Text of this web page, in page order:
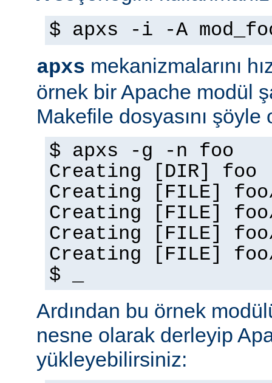
$ apxs -i -A
apxs mekanizmalarını
örnek bir Apache modül
Makefile dosyasını
$ apxs -g -n foo
Creating [DIR] foo
Creating [FILE]
Creating [FILE] foo/
Creating [FILE]
Creating [FILE]
$ _
Ardından bu örnek
nesne olarak derleyip
yükleyebilirsiniz: